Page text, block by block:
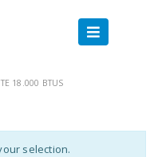
18.000 BTUS
selection.